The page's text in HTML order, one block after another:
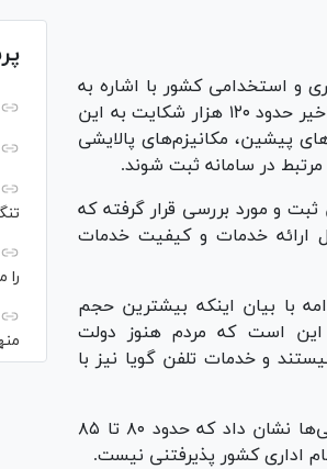
و استخدامی کشور با اشاره به
آمار شکایات ثبت‌شده در حوزه خدمات اداری و دولتی، گفت: طی یک سال اخیر حدود ۱۲۰ هزار شکایت به این
پیشین، مکانیزم‌های پالایشی
در سامانه ثبت شوند.
هزار و ۸۳۲ مورد به‌صورت دقیق ثبت و مورد بررسی قرار گرفته که
ارائه خدمات و کیفیت خدمات
با بیان اینکه بیشترین حجم
این است که مردم هنوز دولت
و خدمات تلفن گویا نیز با
وی ادامه داد: برای نمونه با ۱۳۶ تلفن گویا کشور تماس گرفته شد و بررسی‌ها نشان داد که حدود ۸۰ تا ۸۵
اداری کشور پذیرفتنی نیست.